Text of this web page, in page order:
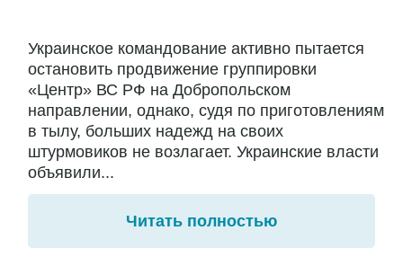
Украинское командование активно пытается
остановить продвижение группировки
«Центр» ВС РФ на Добропольском
направлении, однако, судя по приготовлениям
в тылу, больших надежд на своих
штурмовиков не возлагает. Украинские власти
объявили...
Читать полностью